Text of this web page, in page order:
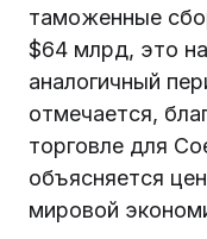
таможенные
$64 млрд, это
аналогичный
отмечается,
торговле для
объясняется
мировой